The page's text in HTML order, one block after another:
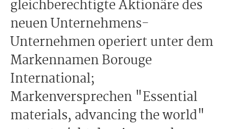
gleichberechtigte Aktionäre des
neuen Unternehmens-
Unternehmen operiert unter dem
Markennamen Borouge
International;
Markenversprechen "Essential
materials, advancing the world"